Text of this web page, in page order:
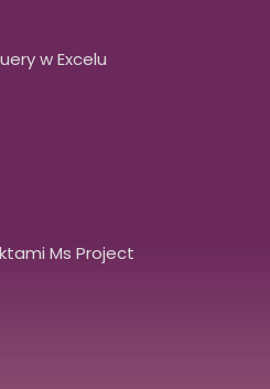
w Excelu
Ms Project